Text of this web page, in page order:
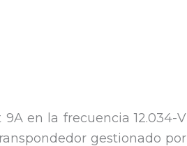
en la frecuencia 12.034-V
gestionado por